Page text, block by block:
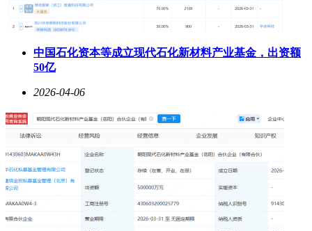
中国石化资本等成立现代石化新材料产业基金，出资额
50亿
2026-04-06